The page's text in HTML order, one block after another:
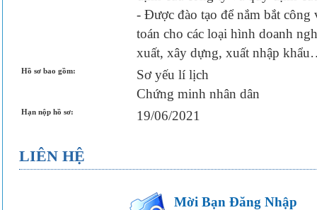
- Được đào tạo để nắm bắt
toán cho các loại hình doanh
xuất, xây dựng, xuất nhập
Hồ sơ bao gồm:
Sơ yếu lí lịch
Chứng minh nhân dân
Hạn nộp hồ sơ: 19/06/2021
LIÊN HỆ
Mời Bạn Đăng Nhập